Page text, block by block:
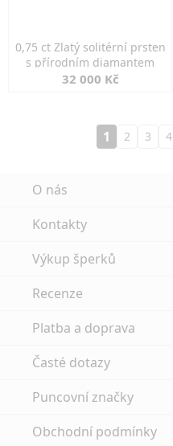
0,75 ct Zlatý solitérní prsten
s přírodním diamantem
32 000 Kč
1 2 3 4
O nás
Kontakty
Výkup šperků
Recenze
Platba a doprava
Časté dotazy
Puncovní značky
Obchodní podmínky